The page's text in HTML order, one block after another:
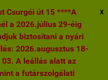
Csurgói út 15 ****A
a 2026.július 29-éig
biztosítani a nyári
2026.augusztus 18-
A leállás alatt az
a futárszolgálati
X